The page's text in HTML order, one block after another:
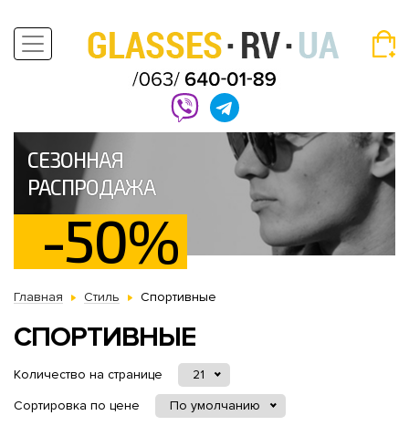
СЕЗОННАЯ
РАСПРОДАЖА
-50%
Главная Стиль Спортивные
СПОРТИВНЫЕ
Количество на странице
21
Сортировка по цене
По умолчанию